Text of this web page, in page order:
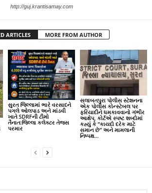
http://guj.krantisamay.com
ARTICLES MORE FROM AUTHOR
સુરત જિલ્લામાં ભારે વરસાદને
પગલે ઓલપાડ અને માંડવી
ખાતે SDRFની ટીમો
તૈનાત:જિલ્લા કલેક્ટર તેજસ
પરમાર
સલાબતપુરા પોલીસ સ્ટેશનના
એક પોલીસ કોન્સ્ટેબલ પર
ફરિયાદીને ધમકાવવાનો ગંભીર
આક્ષેપ, કોર્ટએ સ્પષ્ટ શબ્દોમાં
કહ્યું કે “કાયદો દરેક માટે
સમાન છે” અને મામલાની
નિષ્પક્ષ...